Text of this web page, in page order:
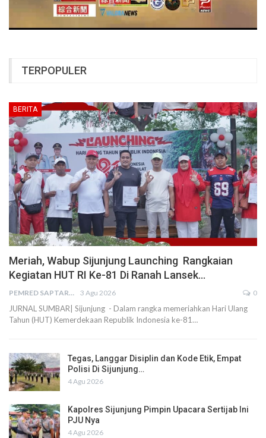
TERPOPULER
BERITA
Meriah, Wabup Sijunjung Launching Rangkaian
Kegiatan HUT RI Ke-81 Di Ranah Lansek…
PEMRED SAPTARIUS 3 Agu 2026 0
JURNAL SUMBAR| Sijunjung - Dalam rangka memeriahkan Hari Ulang
Tahun (HUT) Kemerdekaan Republik Indonesia ke-81…
Tegas, Langgar Disiplin dan Kode Etik, Empat
Polisi Di Sijunjung…
4 Agu 2026
Kapolres Sijunjung Pimpin Upacara Sertijab Ini
PJU Nya
4 Agu 2026